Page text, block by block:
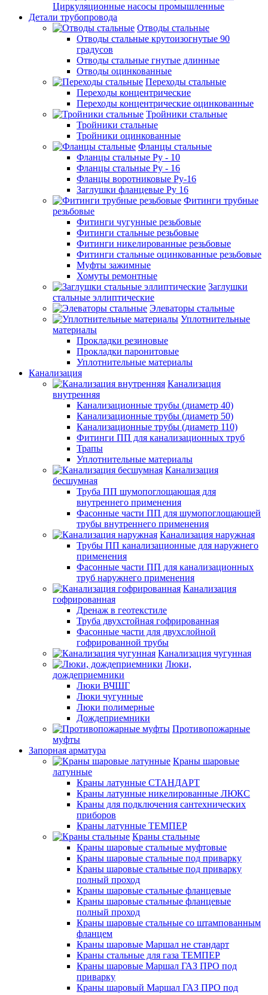
Циркуляционные насосы промышленные
Детали трубопровода
Отводы стальные
Отводы стальные крутоизогнутые 90
градусов
Отводы стальные гнутые длинные
Отводы оцинкованные
Переходы стальные
Переходы концентрические
Переходы концентрические оцинкованные
Тройники стальные
Тройники стальные
Тройники оцинкованные
Фланцы стальные
Фланцы стальные Ру - 10
Фланцы стальные Ру - 16
Фланцы воротниковые Ру-16
Заглушки фланцевые Ру 16
Фитинги трубные
резьбовые
Фитинги чугунные резьбовые
Фитинги стальные резьбовые
Фитинги никелированные резьбовые
Фитинги стальные оцинкованные резьбовые
Муфты зажимные
Хомуты ремонтные
Заглушки
стальные эллиптические
Элеваторы стальные
Уплотнительные
материалы
Прокладки резиновые
Прокладки паронитовые
Уплотнительные материалы
Канализация
Канализация
внутренняя
Канализационные трубы (диаметр 40)
Канализационные трубы (диаметр 50)
Канализационные трубы (диаметр 110)
Фитинги ПП для канализационных труб
Трапы
Уплотнительные материалы
Канализация
бесшумная
Труба ПП шумопоглощающая для
внутреннего применения
Фасонные части ПП для шумопоглощающей
трубы внутреннего применения
Канализация наружная
Трубы ПП канализационные для наружнего
применения
Фасонные части ПП для канализационных
труб наружнего применения
Канализация
гофрированная
Дренаж в геотекстиле
Труба двухстойная гофрированная
Фасонные части для двухслойной
гофрированной трубы
Канализация чугунная
Люки,
дождеприемники
Люки ВЧШГ
Люки чугунные
Люки полимерные
Дождеприемники
Противопожарные
муфты
Запорная арматура
Краны шаровые
латунные
Краны латунные СТАНДАРТ
Краны латунные никелированные ЛЮКС
Краны для подключения сантехнических
приборов
Краны латунные ТЕМПЕР
Краны стальные
Краны шаровые стальные муфтовые
Краны шаровые стальные под приварку
Краны шаровые стальные под приварку
полный проход
Краны шаровые стальные фланцевые
Краны шаровые стальные фланцевые
полный проход
Краны шаровые стальные со штампованным
фланцем
Краны шаровые Маршал не стандарт
Краны стальные для газа ТЕМПЕР
Краны шаровые Маршал ГАЗ ПРО под
приварку
Краны шаровый Маршал ГАЗ ПРО под